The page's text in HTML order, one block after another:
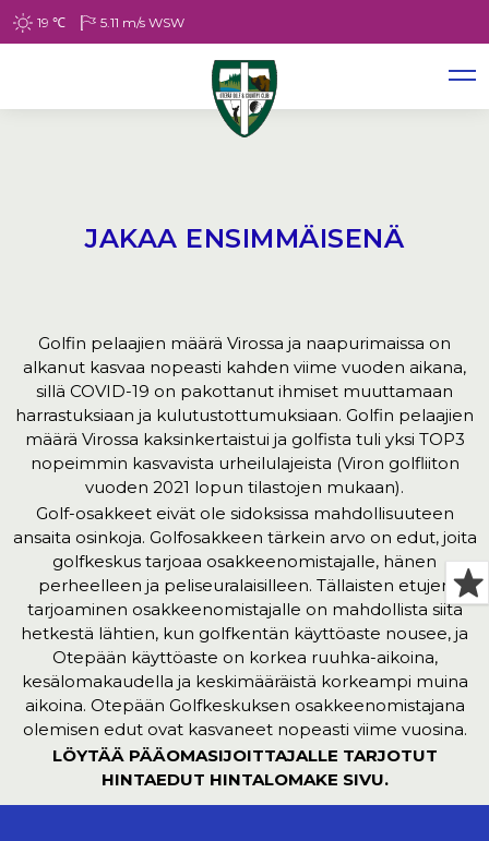
19 ℃ 5.11 m/s WSW
JAKAA ENSIMMÄISENÄ
Golfin pelaajien määrä Virossa ja naapurimaissa on
alkanut kasvaa nopeasti kahden viime vuoden aikana,
sillä COVID-19 on pakottanut ihmiset muuttamaan
harrastuksiaan ja kulutustottumuksiaan. Golfin pelaajien
määrä Virossa kaksinkertaistui ja golfista tuli yksi TOP3
nopeimmin kasvavista urheilulajeista (Viron golfliiton
vuoden 2021 lopun tilastojen mukaan).
Golf-osakkeet eivät ole sidoksissa mahdollisuuteen
ansaita osinkoja. Golfosakkeen tärkein arvo on edut, joita
golfkeskus tarjoaa osakkeenomistajalle, hänen
perheelleen ja peliseuralaisilleen. Tällaisten etujen
tarjoaminen osakkeenomistajalle on mahdollista siitä
hetkestä lähtien, kun golfkentän käyttöaste nousee, ja
Otepään käyttöaste on korkea ruuhka-aikoina,
kesälomakaudella ja keskimääräistä korkeampi muina
aikoina. Otepään Golfkeskuksen osakkeenomistajana
olemisen edut ovat kasvaneet nopeasti viime vuosina.
LÖYTÄÄ PÄÄOMASIJOITTAJALLE TARJOTUT
HINTAEDUT HINTALOMAKE SIVU.